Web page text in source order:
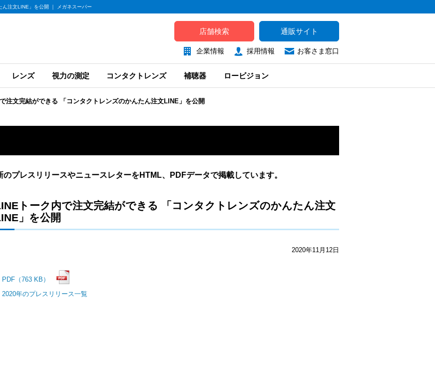
注文LINE」を公開 ｜ メガネスーパー
店舗検索 通販サイト
企業情報 採用情報 お客さま窓口
レンズ 視力の測定 コンタクトレンズ 補聴器 ロービジョン
注文完結ができる 「コンタクトレンズのかんたん注文LINE」を公開
プレスリリースやニュースレターをHTML、PDFデータで掲載しています。
トーク内で注文完結ができる 「コンタクトレンズのかんたん注文
」を公開
2020年11月12日
PDF（763 KB）
2020年のプレスリリース一覧